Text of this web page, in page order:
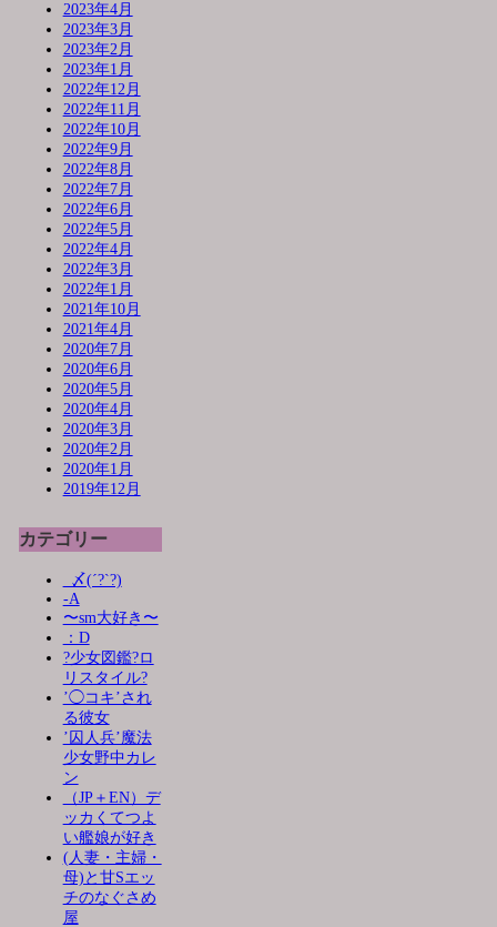
2023年4月
2023年3月
2023年2月
2023年1月
2022年12月
2022年11月
2022年10月
2022年9月
2022年8月
2022年7月
2022年6月
2022年5月
2022年4月
2022年3月
2022年1月
2021年10月
2021年4月
2020年7月
2020年6月
2020年5月
2020年4月
2020年3月
2020年2月
2020年1月
2019年12月
カテゴリー
_〆(´?`?)
-A
〜sm大好き〜
：D
?少女図鑑?ロ
リスタイル?
’◯コキ’され
る彼女
’囚人兵’魔法
少女野中カレ
ン
（JP＋EN）デ
ッカくてつよ
い艦娘が好き
(人妻・主婦・
母)と甘Sエッ
チのなぐさめ
屋